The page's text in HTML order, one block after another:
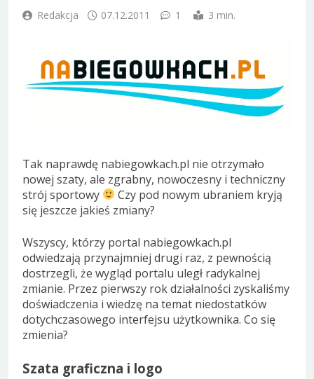
Redakcja 07.12.2011 1 3 min.
Tak naprawdę nabiegowkach.pl nie otrzymało
nowej szaty, ale zgrabny, nowoczesny i techniczny
strój sportowy
Czy pod nowym ubraniem kryją
się jeszcze jakieś zmiany?
Wszyscy, którzy portal nabiegowkach.pl
odwiedzają przynajmniej drugi raz, z pewnością
dostrzegli, że wygląd portalu uległ radykalnej
zmianie. Przez pierwszy rok działalności zyskaliśmy
doświadczenia i wiedzę na temat niedostatków
dotychczasowego interfejsu użytkownika. Co się
zmienia?
Szata graficzna i logo